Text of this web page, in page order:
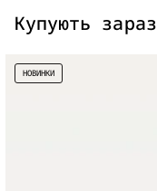
Купують зараз
НОВИНКИ